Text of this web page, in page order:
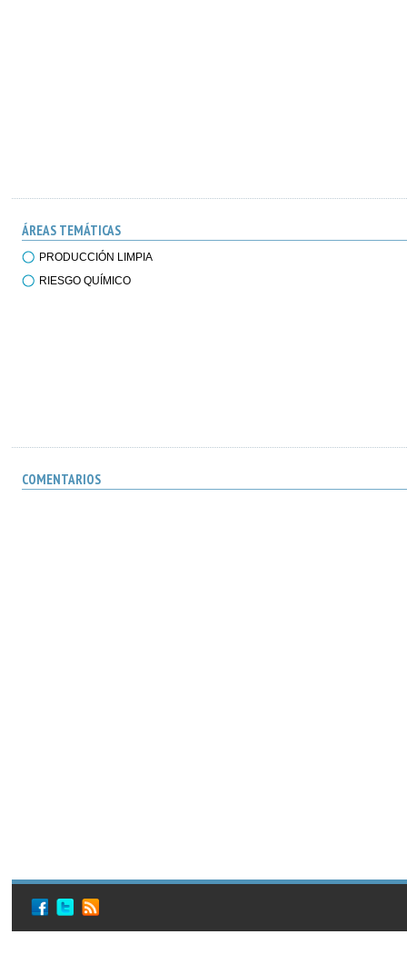
ÁREAS TEMÁTICAS
PRODUCCIÓN LIMPIA
RIESGO QUÍMICO
COMENTARIOS